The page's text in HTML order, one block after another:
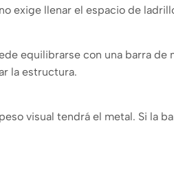
exige llenar el espacio de
equilibrarse con una barra
la estructura.
visual tendrá el metal. Si la